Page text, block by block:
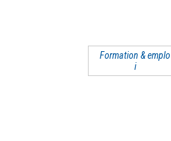
Formation & emplo
i